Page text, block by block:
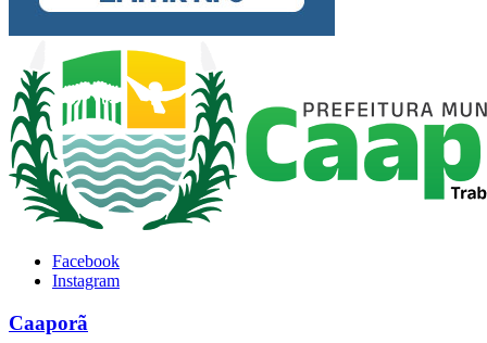
Facebook
Instagram
Caaporã